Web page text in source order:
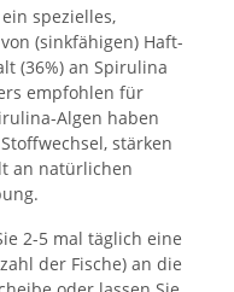
spezielles,
(sinkfähigen) Haft-
(36%) an Spirulina
empfohlen für
Algen haben
stärken
an natürlichen
2-5 mal täglich eine
der Fische) an die